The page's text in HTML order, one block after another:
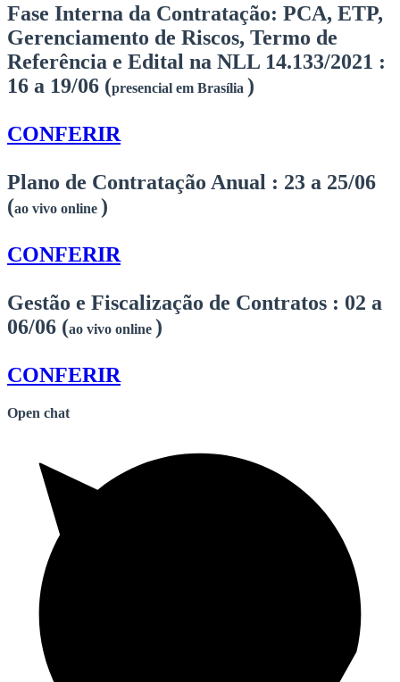
Fase Interna da Contratação: PCA, ETP,
Gerenciamento de Riscos, Termo de
Referência e Edital na NLL 14.133/2021 :
16 a 19/06 (presencial em Brasília )
CONFERIR
Plano de Contratação Anual : 23 a 25/06
(ao vivo online )
CONFERIR
Gestão e Fiscalização de Contratos : 02 a
06/06 (ao vivo online )
CONFERIR
Open chat